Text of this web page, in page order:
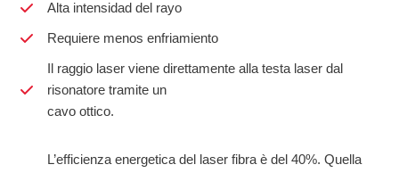
Alta intensidad del rayo
Requiere menos enfriamiento
Il raggio laser viene direttamente alla testa laser dal
risonatore tramite un
cavo ottico.
L’efficienza energetica del laser fibra è del 40%. Quella